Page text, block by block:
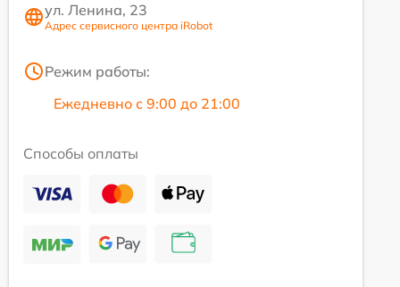
ул. Ленина, 23
Адрес сервисного центра iRobot
Режим работы:
Ежедневно с 9:00 до 21:00
Способы оплаты